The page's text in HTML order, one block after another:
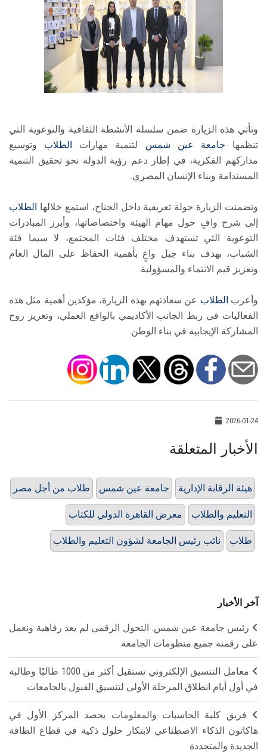
وتأتي هذه الزيارة ضمن سلسلة الأنشطة الثقافية والتوعوية التي
تنظمها جامعة عين شمس لتنمية مهارات الطلاب وتوسيع
مداركهم الفكرية، في إطار دعم رؤية الدولة نحو تحقيق التنمية
المستدامة وبناء الإنسان المصري.
وتضمنت الزيارة جولة تعريفية داخل الجناح، استمع خلالها الطلاب
إلى شرح وافٍ حول مهام الهيئة واختصاصاتها، وأبرز المبادرات
التوعوية التي تستهدف مختلف فئات المجتمع، لا سيما فئة
الشباب، بهدف بناء جيل واعٍ بأهمية الحفاظ على المال العام
وتعزيز قيم الانتماء والمسؤولية.
وأعرب الطلاب عن سعادتهم بهذه الزيارة، مؤكدين أهمية مثل هذه
الفعاليات في ربط الجانب الأكاديمي بالواقع العملي، وتعزيز روح
المشاركة الإيجابية في بناء الوطن.
2026-01-24
الأخبار المتعلقة
طلاب من أجل مصر جامعة عين شمس هيئة الرقابة الإدارية
معرض القاهرة الدولي للكتاب التعليم والطلاب
نائب رئيس الجامعة لشؤون التعليم والطلاب طلاب
آخر الأخبار
رئيس جامعة عين شمس: التحول الرقمي لم يعد رفاهية ونعمل
على رقمنة جميع منظومات الجامعة
معامل التنسيق الإلكتروني تستقبل أكثر من 1000 طالبًا وطالبة
في أول أيام انطلاق المرحلة الأولى لتنسيق القبول بالجامعات
فريق كلية الحاسبات والمعلومات يحصد المركز الأول في
هاكاثون الذكاء الاصطناعي لابتكار حلول ذكية في قطاع الطاقة
الجديدة والمتجددة